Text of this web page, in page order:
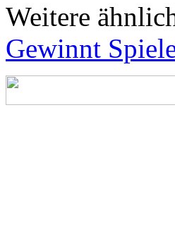
Weitere
Gewinnt